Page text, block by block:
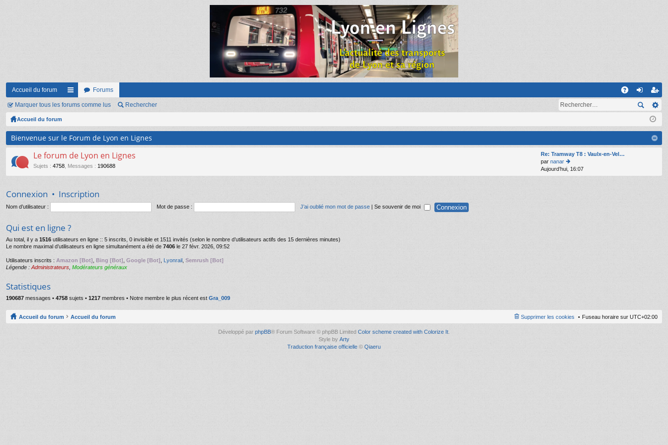
Accueil du forum
ac
ur
ci
s
Forums
on
on
ns
cri
pti
on
Marquer tous les forums comme lus Rechercher
Accueil du forum
Bienvenue sur le Forum de Lyon en Lignes
Le forum de Lyon en Lignes
Sujets : 4758 Messages : 190688
Re: Tramway T8 : Vaulx-en-Vel…
par nanar
o
n
Aujourd’hui, 16:07
Connexion • Inscription
Nom d’utilisateur : Mot de passe : J’ai oublié mon mot de passe | Se souvenir de moi
Qui est en ligne ?
Au total, il y a 1516 utilisateurs en ligne :: 5 inscrits, 0 invisible et 1511 invités (selon le nombre d’utilisateurs actifs des 15 dernières minutes)
Le nombre maximal d’utilisateurs en ligne simultanément a été de 7406 le 27 févr. 2026, 09:52
Utilisateurs inscrits : Amazon [Bot] Bing [Bot] Google [Bot] Lyonrail Semrush [Bot]
Légende : Administrateurs Modérateurs généraux
Statistiques
190687 messages • 4758 sujets • 1217 membres • Notre membre le plus récent est Gra_009
Accueil du forum Accueil du forum Fuseau horaire sur UTC+02:00
Supprimer les cookies
Développé par phpBB® Forum Software © phpBB Limited Color scheme created with Colorize It
Style by Arty
Traduction française officielle © Qiaeru